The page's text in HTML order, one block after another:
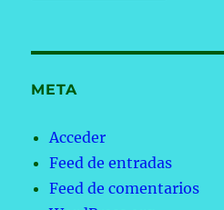
META
Acceder
Feed de entradas
Feed de comentarios